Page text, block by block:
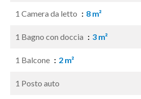
1 Camera da letto 8 m²
1 Bagno con doccia 3 m²
1 Balcone 2 m²
1 Posto auto